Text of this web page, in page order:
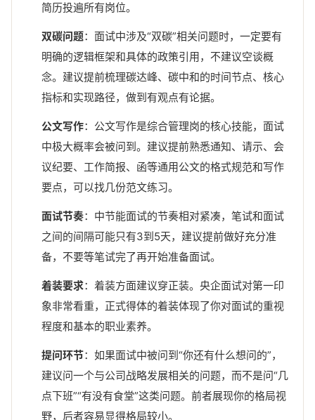
简历投遍所有岗位。
双碳问题：面试中涉及“双碳”相关问题时，一定要有
明确的逻辑框架和具体的政策引用，不建议空谈概
念。建议提前梳理碳达峰、碳中和的时间节点、核心
指标和实现路径，做到有观点有论据。
公文写作：公文写作是综合管理岗的核心技能，面试
中极大概率会被问到。建议提前熟悉通知、请示、会
议纪要、工作简报、函等通用公文的格式规范和写作
要点，可以找几份范文练习。
面试节奏：中节能面试的节奏相对紧凑，笔试和面试
之间的间隔可能只有3到5天，建议提前做好充分准
备，不要等笔试完了再开始准备面试。
着装要求：着装方面建议穿正装。央企面试对第一印
象非常看重，正式得体的着装体现了你对面试的重视
程度和基本的职业素养。
提问环节：如果面试中被问到“你还有什么想问的”，
建议问一个与公司战略发展相关的问题，而不是问“几
点下班”“有没有食堂”这类问题。前者展现你的格局视
野，后者容易显得格局较小。